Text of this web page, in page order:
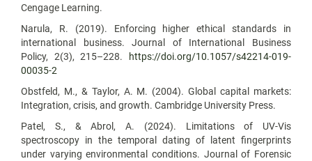
Cengage Learning.
Narula, R. (2019). Enforcing higher ethical standards in
international business. Journal of International Business
Policy, 2(3), 215–228.
https://doi.org/10.1057/s42214-019-
00035-2
Obstfeld, M., & Taylor, A. M. (2004). Global capital markets:
Integration, crisis, and growth. Cambridge University Press.
Patel, S., & Abrol, A. (2024). Limitations of UV-Vis
spectroscopy in the temporal dating of latent fingerprints
under varying environmental conditions. Journal of Forensic